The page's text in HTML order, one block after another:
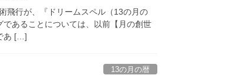
飛行が、『ドリームスペル（13の月の
あることについては、以前【月の創世
あ […]
13の月の暦